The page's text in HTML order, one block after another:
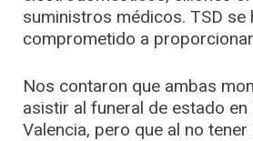
suministros médicos. TSD se
comprometido a
Nos contaron que ambas
asistir al funeral de estado
Valencia, pero que al no tener